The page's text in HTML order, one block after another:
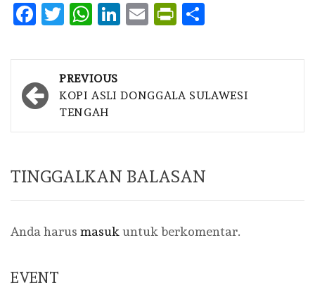
Facebook
Twitter
WhatsApp
LinkedIn
EmailPrintFriendly
Post
navigation
PREVIOUS
KOPI ASLI DONGGALA SULAWESI
TENGAH
TINGGALKAN BALASAN
Anda harus masuk untuk berkomentar.
EVENT